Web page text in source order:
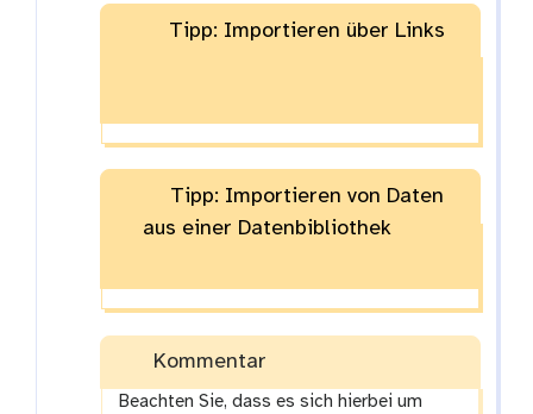
Tipp: Importieren über Links
Tipp: Importieren von Daten
aus einer Datenbibliothek
Kommentar
Beachten Sie, dass es sich hierbei um